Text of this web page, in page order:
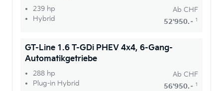
239 hp
Hybrid
Ab CHF
52'950.– 1
GT-Line 1.6 T-GDi PHEV 4x4, 6-Gang-
Automatikgetriebe
288 hp
Plug-in Hybrid
Ab CHF
56'950.– 1